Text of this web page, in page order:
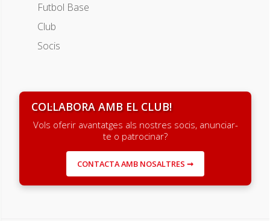
Futbol Base
Club
Socis
COL·LABORA AMB EL CLUB!
Vols oferir avantatges als nostres socis, anunciar-
te o patrocinar?
CONTACTA AMB NOSALTRES ➞